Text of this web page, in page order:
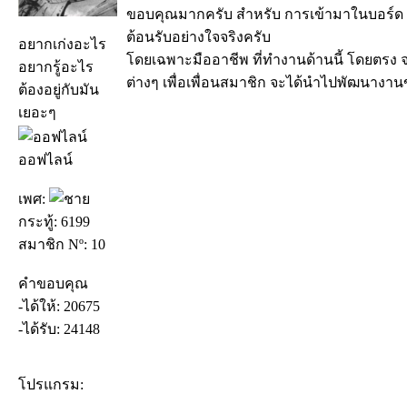
อยากเก่งอะไร
อยากรู้อะไร
ต้องอยู่กับมัน
เยอะๆ
ออฟไลน์
เพศ:
กระทู้: 6199
สมาชิก Nº: 10
คำขอบคุณ
-ได้ให้: 20675
-ได้รับ: 24148
โปรแกรม:
ขอบคุณมากครับ สำหรับ การเข้ามาในบอร์ด
ต้อนรับอย่างใจจริงครับ
โดยเฉพาะมืออาชีพ ที่ทำงานด้านนี้ โดยตรง
ต่างๆ เพื่อเพื่อนสมาชิก จะได้นำไปพัฒนาง